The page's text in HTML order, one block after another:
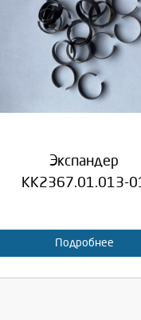
Экспандер
КК2367.01.013-
Подробнее
Выберите